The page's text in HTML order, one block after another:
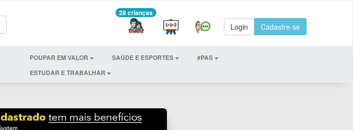
28 crianças
Login Cadastre-se
POUPAR EM VALOR SAÚDE E ESPORTES
#PAS
ESTUDAR E TRABALHAR